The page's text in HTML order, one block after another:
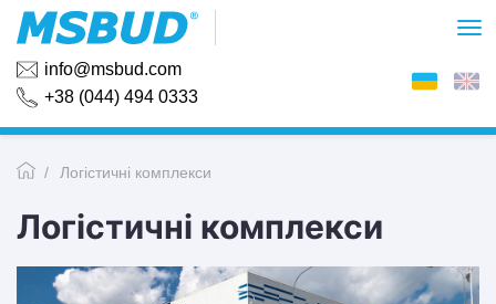
info@msbud.com
+38 (044) 494 0333
Логістичні комплекси
Логістичні комплекси